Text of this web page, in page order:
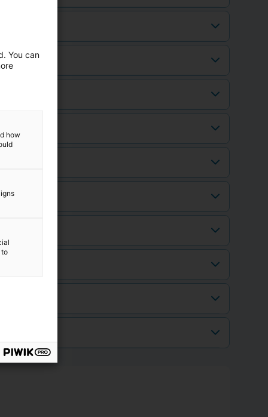
You can
how
to